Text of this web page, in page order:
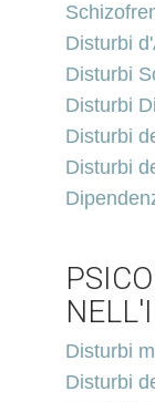
Disturbi
Disturbi
Disturbi
Disturbi
Disturbi
Disturbi
Disturbi